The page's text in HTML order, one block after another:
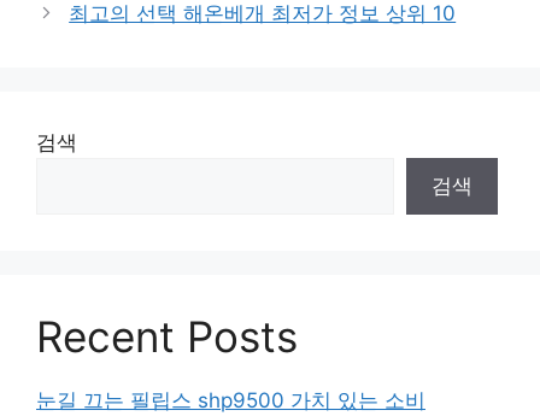
최고의 선택 해온베개 최저가 정보 상위 10
검색
검색
Recent Posts
눈길 끄는 필립스 shp9500 가치 있는 소비